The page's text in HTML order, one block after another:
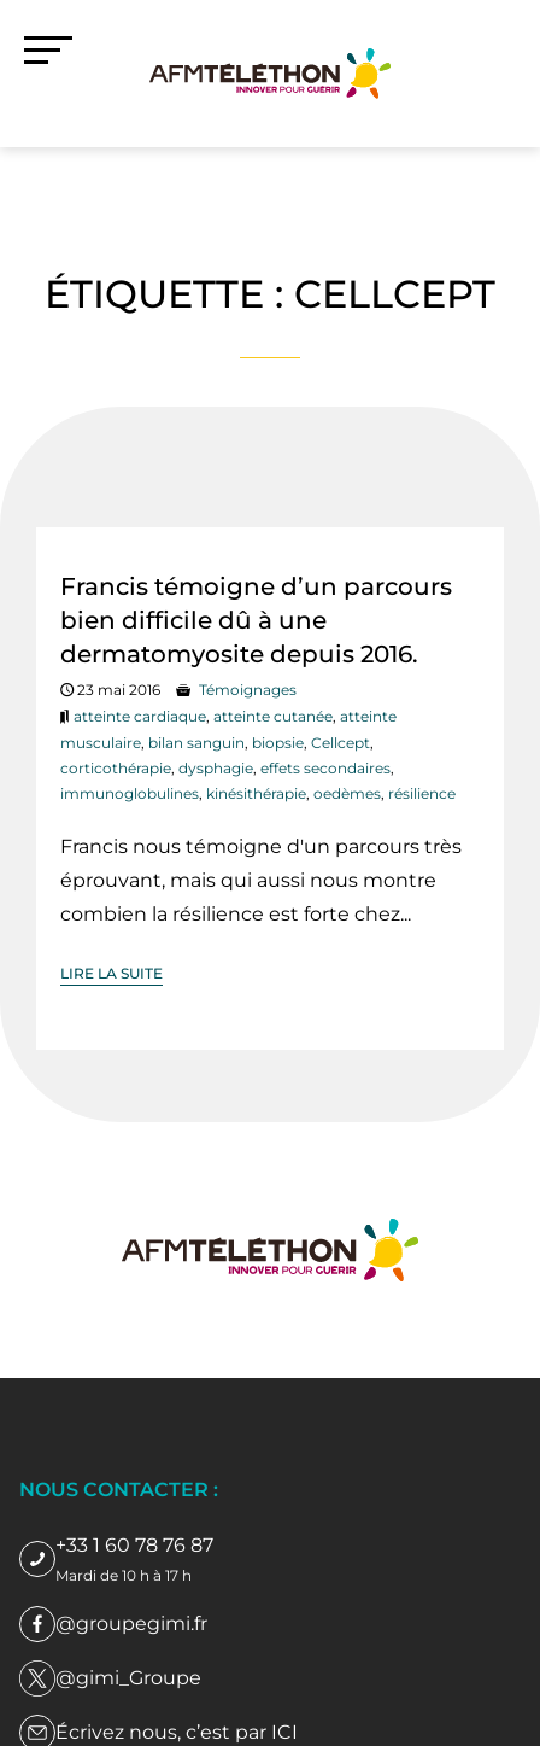
ÉTIQUETTE : CELLCEPT
Francis témoigne d’un parcours
bien difficile dû à une
dermatomyosite depuis 2016.
23 mai 2016
Témoignages
atteinte cardiaque, atteinte cutanée, atteinte
musculaire, bilan sanguin, biopsie, Cellcept,
corticothérapie, dysphagie, effets secondaires,
immunoglobulines, kinésithérapie, oedèmes, résilience
Francis nous témoigne d'un parcours très
éprouvant, mais qui aussi nous montre
combien la résilience est forte chez...
LIRE LA SUITE
NOUS CONTACTER :
+33 1 60 78 76 87
Mardi de 10 h à 17 h
@groupegimi.fr
@gimi_Groupe
Écrivez nous, c’est par ICI